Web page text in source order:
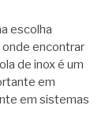
escolha
encontrar
de inox é um
em
em sistemas